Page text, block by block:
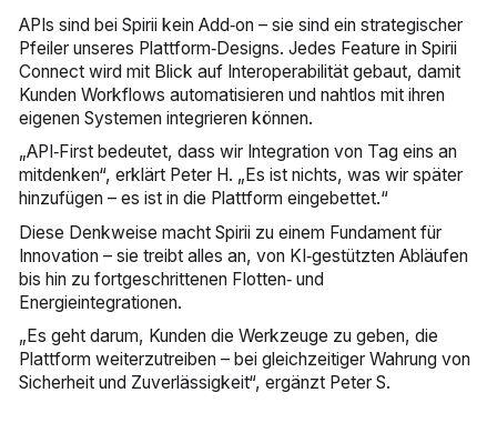
APIs sind bei Spirii kein Add‑on – sie sind ein strategischer
Pfeiler unseres Plattform‑Designs. Jedes Feature in Spirii
Connect wird mit Blick auf Interoperabilität gebaut, damit
Kunden Workflows automatisieren und nahtlos mit ihren
eigenen Systemen integrieren können.
„API‑First bedeutet, dass wir Integration von Tag eins an
mitdenken“, erklärt Peter H. „Es ist nichts, was wir später
hinzufügen – es ist in die Plattform eingebettet.“
Diese Denkweise macht Spirii zu einem Fundament für
Innovation – sie treibt alles an, von KI‑gestützten Abläufen
bis hin zu fortgeschrittenen Flotten‑ und
Energieintegrationen.
„Es geht darum, Kunden die Werkzeuge zu geben, die
Plattform weiterzutreiben – bei gleichzeitiger Wahrung von
Sicherheit und Zuverlässigkeit“, ergänzt Peter S.